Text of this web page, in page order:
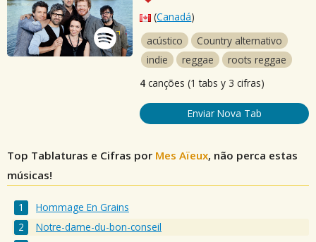
(Canadá)
acústico
Country alternativo
indie
reggae
roots reggae
4 canções (1 tabs y 3 cifras)
Enviar Nova Tab
Top Tablaturas e Cifras por Mes Aïeux, não perca estas
músicas!
Hommage En Grains
Notre-dame-du-bon-conseil